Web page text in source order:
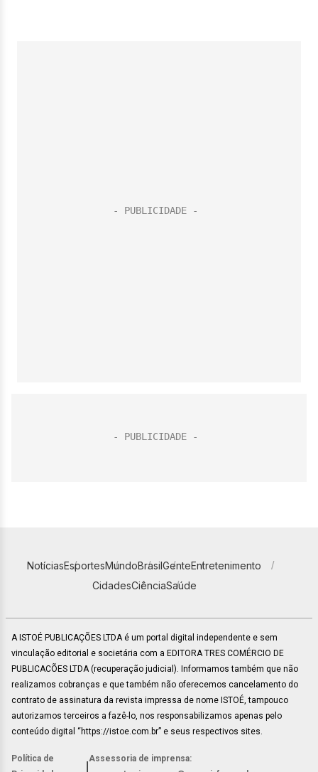
NotíciasEsportesMundoBrasilGenteEntretenimento
CidadesCiênciaSaúde
A ISTOÉ PUBLICAÇÕES LTDA é um portal digital independente e sem
vinculação editorial e societária com a EDITORA TRES COMÉRCIO DE
PUBLICACÕES LTDA (recuperação judicial). Informamos também que não
realizamos cobranças e que também não oferecemos cancelamento do
contrato de assinatura da revista impressa de nome ISTOÉ, tampouco
autorizamos terceiros a fazê-lo, nos responsabilizamos apenas pelo
conteúdo digital “https://istoe.com.br” e seus respectivos sites.
Política de
Assessoria de imprensa: